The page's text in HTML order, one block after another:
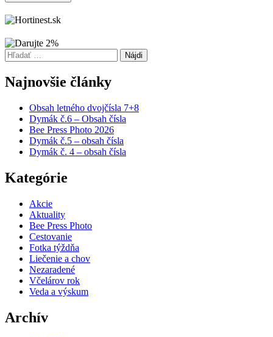
Hľadať:
Najnovšie články
Obsah letného dvojčísla 7+8
Dymák č.6 – Obsah čísla
Bee Press Photo 2026
Dymák č.5 – obsah čísla
Dymák č. 4 – obsah čísla
Kategórie
Akcie
Aktuality
Bee Press Photo
Cestovanie
Fotka týždňa
Liečenie a chov
Nezaradené
Včelárov rok
Veda a výskum
Archív